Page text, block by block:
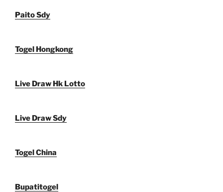
Paito Sdy
Togel Hongkong
Live Draw Hk Lotto
Live Draw Sdy
Togel China
Bupatitogel